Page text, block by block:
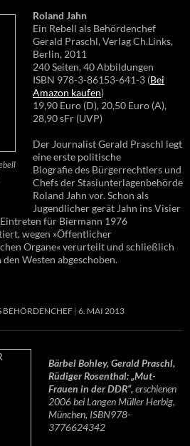
Roland Jahn
Ein Rebell als Behördenchef
Gerald Praschl, Verlag Ch.Links,
Berlin, 2011
240 Seiten, 40 Abbildungen
ISBN 978-3-86153-641-3 (Bei
Amazon kaufen)
19,90 Euro (D), 20,50 Euro (A),
28,90 sFr (UVP)
Der Journalist Gerald Praschl legt
eine erste politische
Biografie des Bürgerrechtlers und
Chefs der Stasiunterlagenbehörde
Roland Jahn vor. Schon als
Jugendlicher gerät Jahn ins Visier
für Biermann 1976
wegen »Öffentlicher
Organe« verurteilt und schließlich
Westen abgeschoben.
BEHÖRDENCHEF 6. MAI 2013
Bärbel Bohley, Gerald Praschl,
Rüdiger Rosenthal: „Mut-
Frauen in der DDR“,erschienen
2006 bei Langen Müller Herbig,
München, ISBN978-
3776624342